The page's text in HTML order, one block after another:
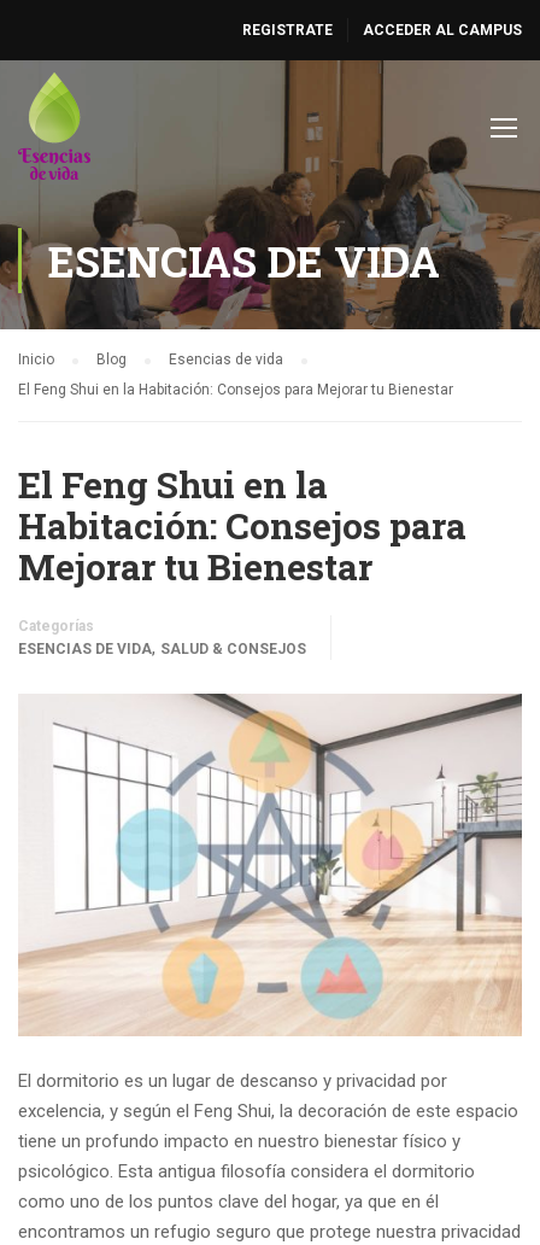
REGISTRATE ACCEDER AL CAMPUS
ESENCIAS DE VIDA
Inicio Blog
Esencias de vida
El Feng Shui en la Habitación: Consejos para Mejorar tu Bienestar
El Feng Shui en la
Habitación: Consejos para
Mejorar tu Bienestar
Categorías
ESENCIAS DE VIDA, SALUD & CONSEJOS
El dormitorio es un lugar de descanso y privacidad por
excelencia, y según el Feng Shui, la decoración de este espacio
tiene un profundo impacto en nuestro bienestar físico y
psicológico. Esta antigua filosofía considera el dormitorio
como uno de los puntos clave del hogar, ya que en él
encontramos un refugio seguro que protege nuestra privacidad